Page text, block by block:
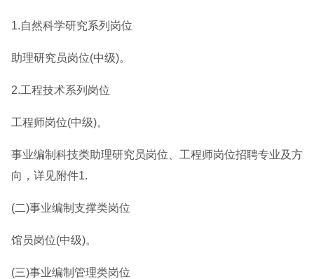
1.自然科学研究系列岗位
助理研究员岗位(中级)。
2.工程技术系列岗位
工程师岗位(中级)。
事业编制科技类助理研究员岗位、工程师岗位招聘专业及方
向，详见附件1.
(二)事业编制支撑类岗位
馆员岗位(中级)。
(三)事业编制管理类岗位